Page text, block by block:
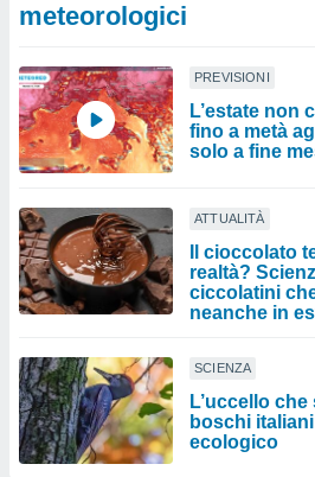
meteorologici
PREVISIONI
L’estate non
fino a metà
solo a fine
ATTUALITÀ
Il cioccolato
realtà?
ciccolatini
neanche in
SCIENZA
L’uccello
boschi
ecologico